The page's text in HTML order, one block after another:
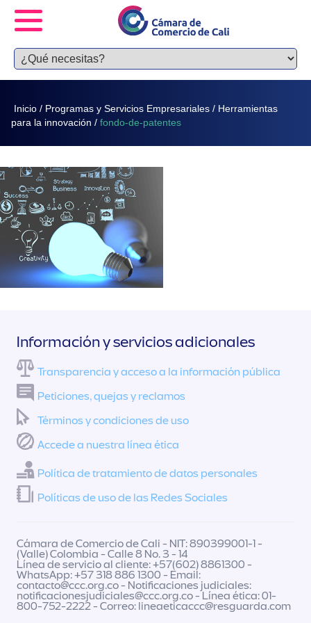
Inicio / Programas y Servicios Empresariales / Herramientas
para la innovación / fondo-de-patentes
Información y servicios adicionales
Transparencia y acceso a la información pública
Peticiones, quejas y reclamos
Términos y condiciones de uso
Accede a nuestra línea ética
Política de tratamiento de datos personales
Políticas de uso de las Redes Sociales
Cámara de Comercio de Cali - NIT: 890399001-1 -
(Valle) Colombia - Calle 8 No. 3 - 14
Línea de servicio al cliente: +57(602) 8861300 -
WhatsApp: +57 318 886 1300 - Email:
contacto@ccc.org.co- Notificaciones judiciales:
notificacionesjudiciales@ccc.org.co- Línea ética: 01-
800-752-2222 - Correo: lineaeticaccc@resguarda.com